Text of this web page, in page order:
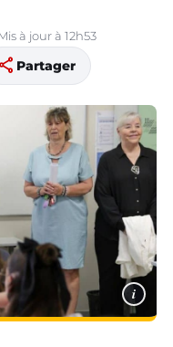
à jour à 12h53
share Partager
i